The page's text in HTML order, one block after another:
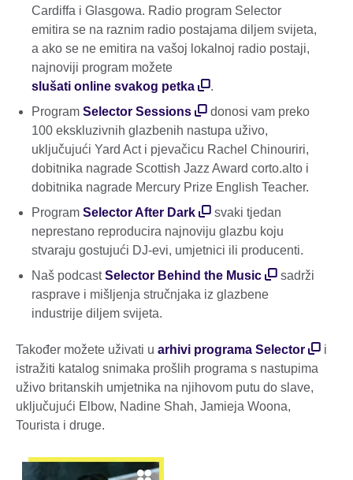
Cardiffa i Glasgowa. Radio program Selector
emitira se na raznim radio postajama diljem svijeta,
a ako se ne emitira na vašoj lokalnoj radio postaji,
najnoviji program možete
slušati online svakog petka
.
Program Selector Sessions
donosi vam preko
100 ekskluzivnih glazbenih nastupa uživo,
uključujući Yard Act i pjevačicu Rachel Chinouriri,
dobitnika nagrade Scottish Jazz Award corto.alto i
dobitnika nagrade Mercury Prize English Teacher.
Program Selector After Dark
svaki tjedan
neprestano reproducira najnoviju glazbu koju
stvaraju gostujući DJ-evi, umjetnici ili producenti.
Naš podcastSelector Behind the Music
sadrži
rasprave i mišljenja stručnjaka iz glazbene
industrije diljem svijeta.
Također možete uživati u arhivi programa Selector
i
istražiti katalog snimaka prošlih programa s nastupima
uživo britanskih umjetnika na njihovom putu do slave,
uključujući Elbow, Nadine Shah, Jamieja Woona,
Tourista i druge.